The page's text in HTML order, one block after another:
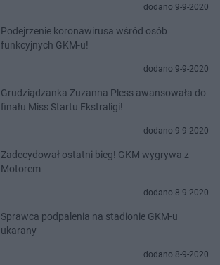
dodano 9-9-2020
Podejrzenie koronawirusa wśród osób
funkcyjnych GKM-u!
dodano 9-9-2020
Grudziądzanka Zuzanna Pless awansowała do
finału Miss Startu Ekstraligi!
dodano 9-9-2020
Zadecydował ostatni bieg! GKM wygrywa z
Motorem
dodano 8-9-2020
Sprawca podpalenia na stadionie GKM-u
ukarany
dodano 8-9-2020